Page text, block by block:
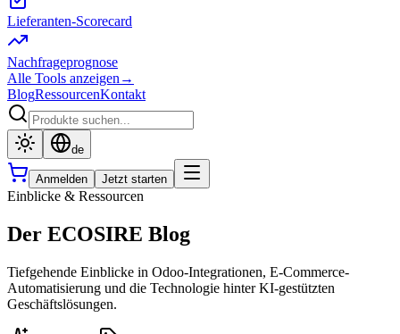
Lieferanten-Scorecard
Nachfrageprognose
Alle Tools anzeigen →
BlogRessourcenKontakt
de
Anmelden Jetzt starten
Einblicke & Ressourcen
Der ECOSIRE Blog
Tiefgehende Einblicke in Odoo-Integrationen, E-Commerce-
Automatisierung und die Technologie hinter KI-gestützten
Geschäftslösungen.